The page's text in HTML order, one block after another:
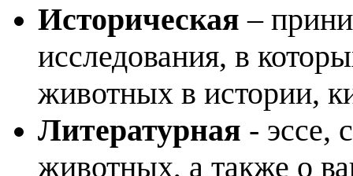
Историческая –
исследования, в
животных в истории,
Литературная - эссе,
животных, а также о